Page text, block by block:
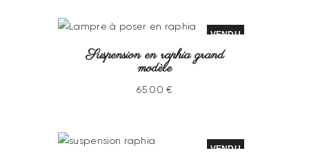
VENDU
Suspension en raphia grand
modèle
65.00 €
VENDU